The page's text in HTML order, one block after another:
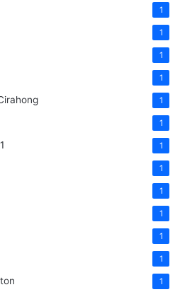
1
1
1
1
1
1
1
1
1
1
1
1
1